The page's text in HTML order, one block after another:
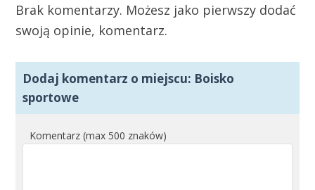
Brak komentarzy. Możesz jako pierwszy dodać
swoją opinie, komentarz.
Dodaj komentarz o miejscu: Boisko
sportowe
Komentarz (max 500 znaków)